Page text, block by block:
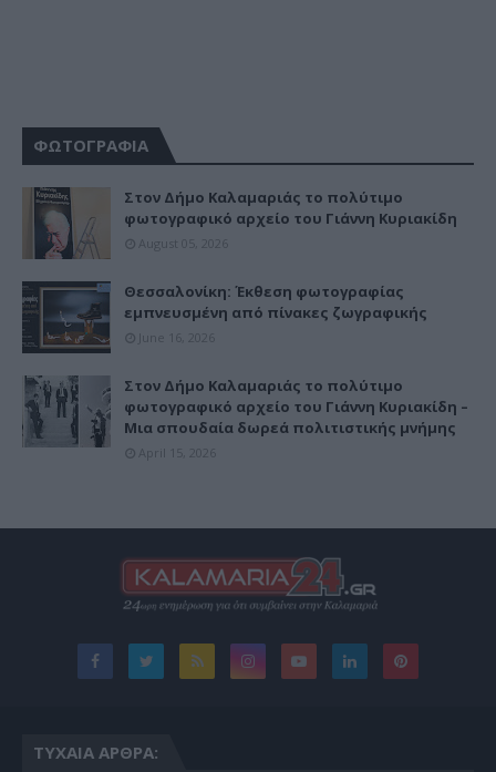
ΦΩΤΟΓΡΑΦΙΑ
Στον Δήμο Καλαμαριάς το πολύτιμο
φωτογραφικό αρχείο του Γιάννη Κυριακίδη
August 05, 2026
Θεσσαλονίκη: Έκθεση φωτογραφίας
εμπνευσμένη από πίνακες ζωγραφικής
June 16, 2026
Στον Δήμο Καλαμαριάς το πολύτιμο
φωτογραφικό αρχείο του Γιάννη Κυριακίδη –
Μια σπουδαία δωρεά πολιτιστικής μνήμης
April 15, 2026
ΤΥΧΑΊΑ ΆΡΘΡΑ: